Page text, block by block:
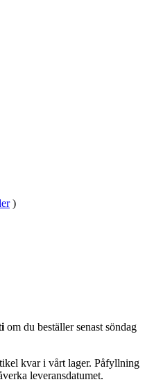
)
om du beställer senast söndag
kvar i vårt lager. Påfyllning
leveransdatumet.